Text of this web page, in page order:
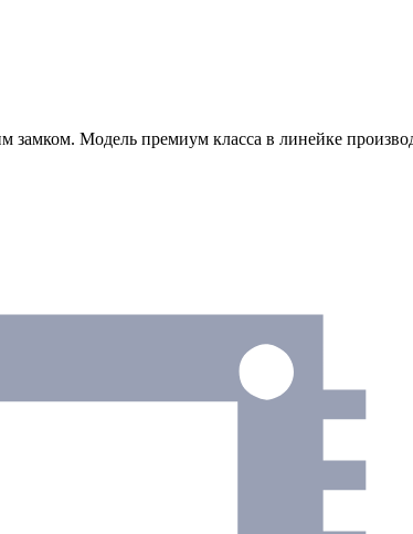
Модель премиум класса в линейке